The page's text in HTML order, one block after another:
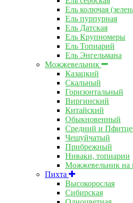
Ель колючая
Ель пурпурная
Ель Датская
Ель Крупномеры
Ель Топиарий
Ель Энгельмана
Можжевельник
Казацкий
Скальный
Горизонтальный
Виргинский
Китайский
Обыкновенный
Средний и
Чешуйчатый
Прибрежный
Ниваки, топиарии
Можжевельник на
Пихта
Высокорослая
Сибирская